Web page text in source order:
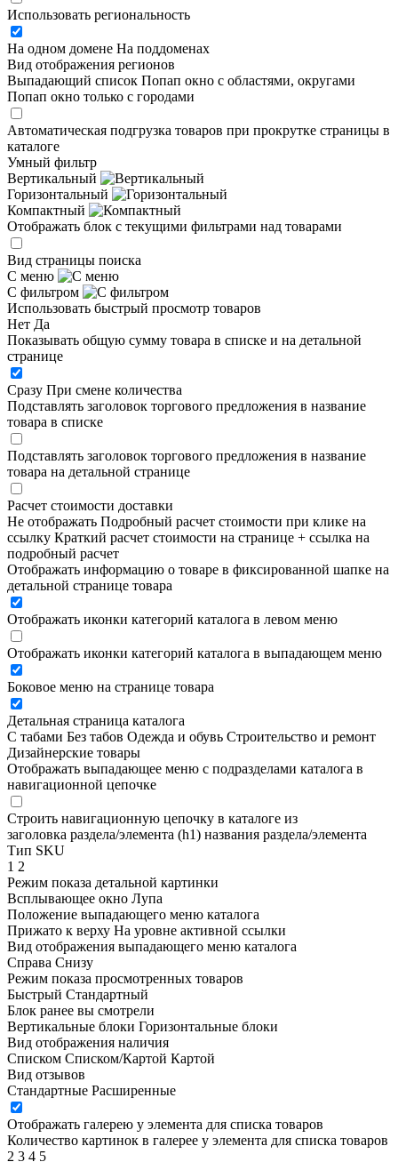
Использовать региональность
На одном домене На поддоменах
Вид отображения регионов
Выпадающий список Попап окно c областями, округами
Попап окно только с городами
Автоматическая подгрузка товаров при прокрутке страницы в
каталоге
Умный фильтр
Вертикальный
Горизонтальный
Компактный
Отображать блок с текущими фильтрами над товарами
Вид страницы поиска
С меню
С фильтром
Использовать быстрый просмотр товаров
Нет Да
Показывать общую сумму товара в списке и на детальной
странице
Сразу При смене количества
Подставлять заголовок торгового предложения в название
товара в списке
Подставлять заголовок торгового предложения в название
товара на детальной странице
Расчет стоимости доставки
Не отображать Подробный расчет стоимости при клике на
ссылку Краткий расчет стоимости на странице + ссылка на
подробный расчет
Отображать информацию о товаре в фиксированной шапке на
детальной странице товара
Отображать иконки категорий каталога в левом меню
Отображать иконки категорий каталога в выпадающем меню
Боковое меню на странице товара
Детальная страница каталога
С табами Без табов Одежда и обувь Строительство и ремонт
Дизайнерские товары
Отображать выпадающее меню с подразделами каталога в
навигационной цепочке
Строить навигационную цепочку в каталоге из
заголовка раздела/элемента (h1) названия раздела/элемента
Тип SKU
1 2
Режим показа детальной картинки
Всплывающее окно Лупа
Положение выпадающего меню каталога
Прижато к верху На уровне активной ссылки
Вид отображения выпадающего меню каталога
Справа Снизу
Режим показа просмотренных товаров
Быстрый Стандартный
Блок ранее вы смотрели
Вертикальные блоки Горизонтальные блоки
Вид отображения наличия
Списком Списком/Картой Картой
Вид отзывов
Стандартные Расширенные
Отображать галерею у элемента для списка товаров
Количество картинок в галерее у элемента для списка товаров
2 3 4 5